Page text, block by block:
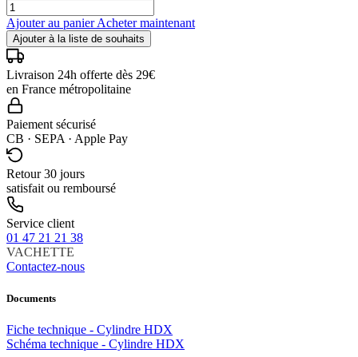
Ajouter au panierAcheter maintenant
Ajouter à la liste de souhaits
Livraison 24h offerte dès 29€
en France métropolitaine
Paiement sécurisé
CB · SEPA · Apple Pay
Retour 30 jours
satisfait ou remboursé
Service client
01 47 21 21 38
VACHETTE
Contactez-nous
Documents
Fiche technique - Cylindre HDX
Schéma technique - Cylindre HDX